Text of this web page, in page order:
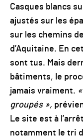
Casques blancs
ajustés sur les
sur les chemins
d’Aquitaine. En
sont tus. Mais
bâtiments, le
jamais vraiment.
groupés »,
Le site est à
notamment le tri